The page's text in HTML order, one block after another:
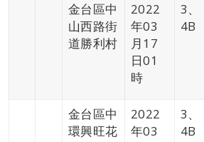
金台區中
山西路街
道勝利村
2022
年03
月17
日01
時
3、
4B
金台區中
環興旺花
2022
年03
3、
4B